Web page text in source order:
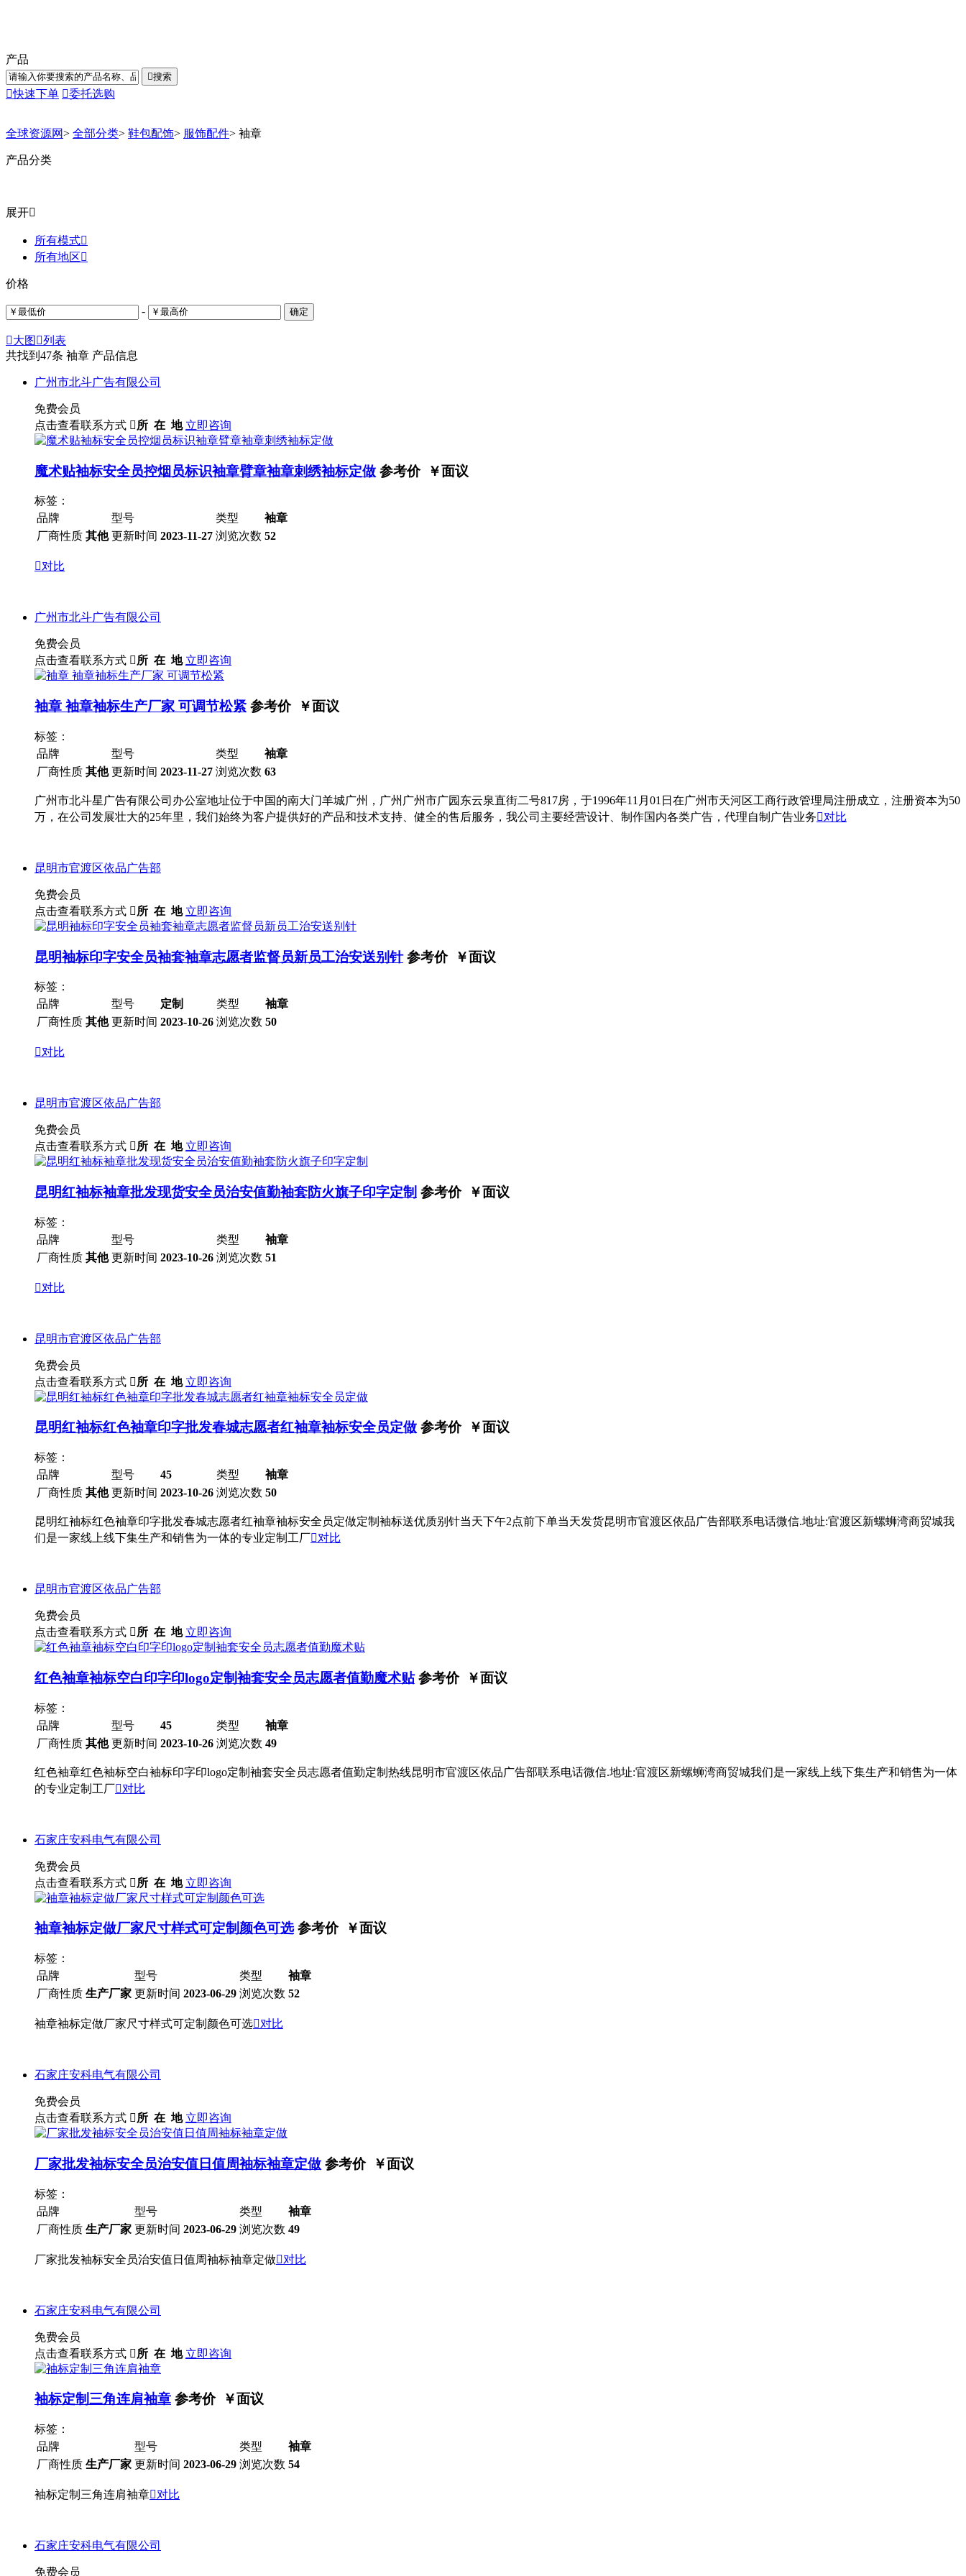
产品
搜索
快速下单 委托选购
全球资源网> 全部分类> 鞋包配饰> 服饰配件> 袖章
产品分类
展开
所有模式
所有地区
价格
- 确定
大图 列表
共找到 47条 袖章 产品信息
广州市北斗广告有限公司
免费会员
点击查看联系方式 所 在 地 立即咨询
魔术贴袖标安全员控烟员标识袖章臂章袖章刺绣袖标定做 参考价 ￥面议
标签：
品牌
型号 类型
袖章
厂商性质 其他 更新时间 2023-11-27 浏览次数 52
对比
广州市北斗广告有限公司
免费会员
点击查看联系方式 所 在 地 立即咨询
袖章 袖章袖标生产厂家 可调节松紧 参考价 ￥面议
标签：
品牌
型号 类型
袖章
厂商性质 其他 更新时间 2023-11-27 浏览次数 63
广州市北斗星广告有限公司办公室地址位于中国的南大门羊城广州，广州广州市广园东云泉直街二号817房，于1996年11月01日在广州市天河区工商行政管理局注册成立，注册资本为50
万，在公司发展壮大的25年里，我们始终为客户提供好的产品和技术支持、健全的售后服务，我公司主要经营设计、制作国内各类广告，代理自制广告业务对比
昆明市官渡区依品广告部
免费会员
点击查看联系方式 所 在 地 立即咨询
昆明袖标印字安全员袖套袖章志愿者监督员新员工治安送别针 参考价 ￥面议
标签：
品牌
型号 定制 类型
袖章
厂商性质 其他 更新时间 2023-10-26 浏览次数 50
对比
昆明市官渡区依品广告部
免费会员
点击查看联系方式 所 在 地 立即咨询
昆明红袖标袖章批发现货安全员治安值勤袖套防火旗子印字定制 参考价 ￥面议
标签：
品牌
型号 类型
袖章
厂商性质 其他 更新时间 2023-10-26 浏览次数 51
对比
昆明市官渡区依品广告部
免费会员
点击查看联系方式 所 在 地 立即咨询
昆明红袖标红色袖章印字批发春城志愿者红袖章袖标安全员定做 参考价 ￥面议
标签：
品牌
型号 45 类型
袖章
厂商性质 其他 更新时间 2023-10-26 浏览次数 50
昆明红袖标红色袖章印字批发春城志愿者红袖章袖标安全员定做定制袖标送优质别针当天下午2点前下单当天发货昆明市官渡区依品广告部联系电话微信.地址:官渡区新螺蛳湾商贸城我
们是一家线上线下集生产和销售为一体的专业定制工厂对比
昆明市官渡区依品广告部
免费会员
点击查看联系方式 所 在 地 立即咨询
红色袖章袖标空白印字印logo定制袖套安全员志愿者值勤魔术贴 参考价 ￥面议
标签：
品牌
型号 45 类型
袖章
厂商性质 其他 更新时间 2023-10-26 浏览次数 49
红色袖章红色袖标空白袖标印字印logo定制袖套安全员志愿者值勤定制热线昆明市官渡区依品广告部联系电话微信.地址:官渡区新螺蛳湾商贸城我们是一家线上线下集生产和销售为一体
的专业定制工厂对比
石家庄安科电气有限公司
免费会员
点击查看联系方式 所 在 地 立即咨询
袖章袖标定做厂家尺寸样式可定制颜色可选 参考价 ￥面议
标签：
品牌
型号 类型
袖章
厂商性质 生产厂家 更新时间 2023-06-29 浏览次数 52
袖章袖标定做厂家尺寸样式可定制颜色可选对比
石家庄安科电气有限公司
免费会员
点击查看联系方式 所 在 地 立即咨询
厂家批发袖标安全员治安值日值周袖标袖章定做 参考价 ￥面议
标签：
品牌
型号 类型
袖章
厂商性质 生产厂家 更新时间 2023-06-29 浏览次数 49
厂家批发袖标安全员治安值日值周袖标袖章定做对比
石家庄安科电气有限公司
免费会员
点击查看联系方式 所 在 地 立即咨询
袖标定制三角连肩袖章 参考价 ￥面议
标签：
品牌
型号 类型
袖章
厂商性质 生产厂家 更新时间 2023-06-29 浏览次数 54
袖标定制三角连肩袖章对比
石家庄安科电气有限公司
免费会员